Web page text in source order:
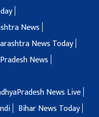
News
News Today
News
News Live
Bihar News Today